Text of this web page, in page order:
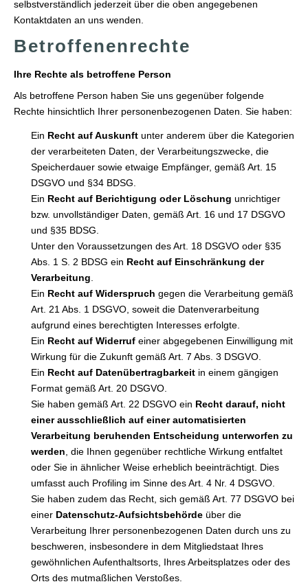
selbstverständlich jederzeit über die oben angegebenen
Kontaktdaten an uns wenden.
Betroffenenrechte
Ihre Rechte als betroffene Person
Als betroffene Person haben Sie uns gegenüber folgende
Rechte hinsichtlich Ihrer personenbezogenen Daten. Sie haben:
Ein Recht auf Auskunft unter anderem über die Kategorien
der verarbeiteten Daten, der Verarbeitungszwecke, die
Speicherdauer sowie etwaige Empfänger, gemäß Art. 15
DSGVO und §34 BDSG.
Ein Recht auf Berichtigung oder Löschung unrichtiger
bzw. unvollständiger Daten, gemäß Art. 16 und 17 DSGVO
und §35 BDSG.
Unter den Voraussetzungen des Art. 18 DSGVO oder §35
Abs. 1 S. 2 BDSG ein Recht auf Einschränkung der
Verarbeitung
Ein Recht auf Widerspruch gegen die Verarbeitung gemäß
Art. 21 Abs. 1 DSGVO, soweit die Datenverarbeitung
aufgrund eines berechtigten Interesses erfolgte.
Ein Recht auf Widerruf einer abgegebenen Einwilligung mit
Wirkung für die Zukunft gemäß Art. 7 Abs. 3 DSGVO.
Ein Recht auf Datenübertragbarkeit in einem gängigen
Format gemäß Art. 20 DSGVO.
Sie haben gemäß Art. 22 DSGVO ein Recht darauf, nicht
einer ausschließlich auf einer automatisierten
Verarbeitung beruhenden Entscheidung unterworfen zu
werden , die Ihnen gegenüber rechtliche Wirkung entfaltet
oder Sie in ähnlicher Weise erheblich beeinträchtigt. Dies
umfasst auch Profiling im Sinne des Art. 4 Nr. 4 DSGVO.
Sie haben zudem das Recht, sich gemäß Art. 77 DSGVO bei
einer Datenschutz-Aufsichtsbehörde über die
Verarbeitung Ihrer personenbezogenen Daten durch uns zu
beschweren, insbesondere in dem Mitgliedstaat Ihres
gewöhnlichen Aufenthaltsorts, Ihres Arbeitsplatzes oder des
Orts des mutmaßlichen Verstoßes.